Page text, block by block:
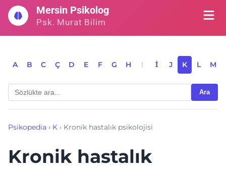
İçeriğe
geç
Mersin Psikolog
Psk. Murat Bilim
A B C Ç D E F G H I İ J K L M
Ara
Psikopedia › K › Kronik hastalık psikolojisi
Kronik hastalık